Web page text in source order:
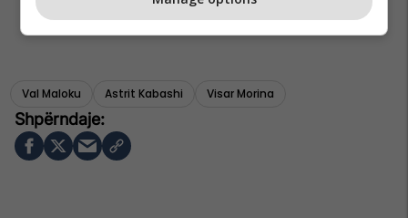
Val Maloku Astrit Kabashi Visar Morina